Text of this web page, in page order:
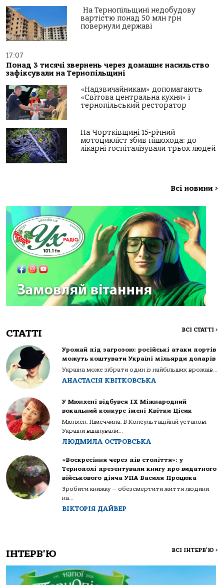
На Тернопільщині недобудову
вартістю понад 50 млн грн
повернули державі
17:07
Понад 3 тисячі звернень через домашнє насильство
зафіксували на Тернопільщині
«Надзвичайникам» допомагають
«Світова центральна кухня» і
тернопільський ресторатор
На Чортківщині 15-річний
мотоцикліст збив пішохода: до
лікарні госпіталізували трьох людей
Всі новини >
СТАТТІ ВСІ СТАТТІ >
Урожай під загрозою: російські атаки портів
можуть коштувати Україні мільярди доларів
Україна може зібрати один із найбільших врожаїв...
АНАСТАСІЯ КВІТКОВСЬКА
У Мюнхені відбувся IX Міжнародний
вокальний конкурс імені Квітки Цісик
Мюнхен. Німеччина. В Консультаційній установі
України вшанували...
ЛЮДМИЛА ОСТРОВСЬКА
«Воскресіння через пів століття»: у
Тернополі презентували книгу про видатного
військового діяча УПА Василя Процюка
Зробити книжку — обезсмертити життя людини
на...
ВІКТОРІЯ ДАЙВЕР
ІНТЕРВ'Ю ВСІ ІНТЕРВ'Ю >